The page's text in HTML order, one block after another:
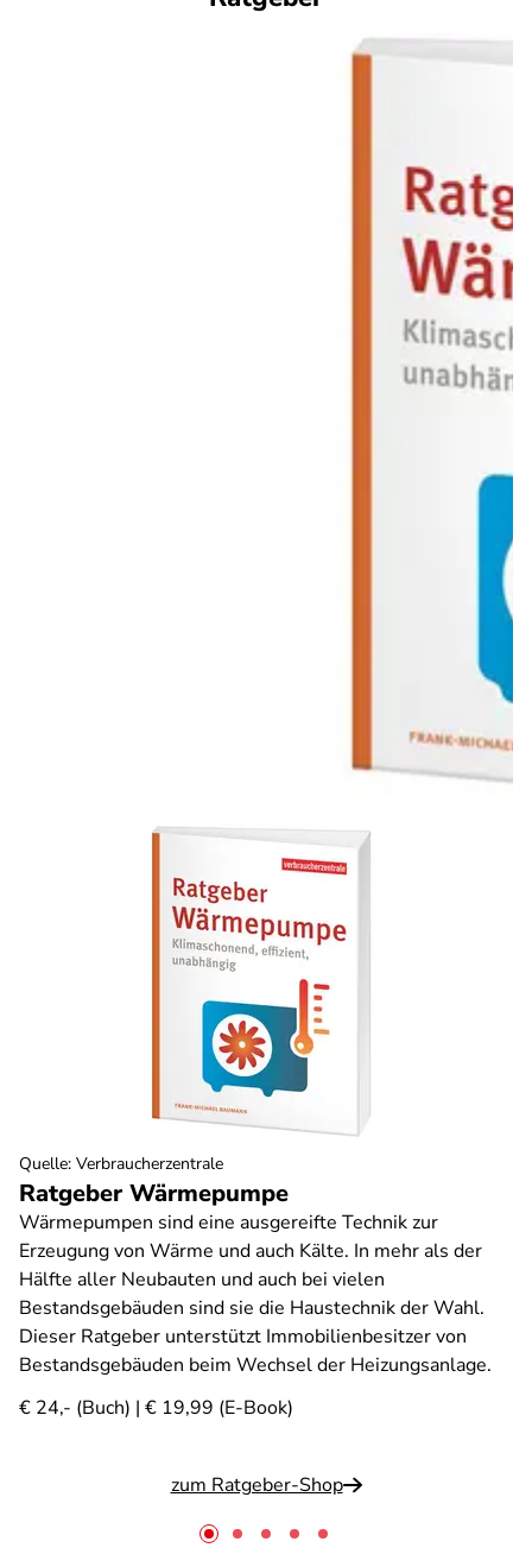
Ratgeber Wärmepumpe
Wärmepumpen sind eine ausgereifte Technik zur
Erzeugung von Wärme und auch Kälte. In mehr als der
Hälfte aller Neubauten und auch bei vielen
Bestandsgebäuden sind sie die Haustechnik der Wahl.
Dieser Ratgeber unterstützt Immobilienbesitzer von
Bestandsgebäuden beim Wechsel der Heizungsanlage.
€ 24,- (Buch) | € 19,99 (E-Book)
zum Ratgeber-Shop
Quelle: Verbraucherzentrale